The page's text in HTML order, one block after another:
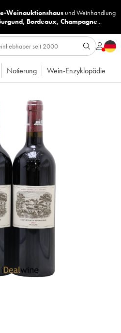
Weinauktionshaus undWeinhandlung
, Bordeaux, Champagne...
Notierung Wein-Enzyklopädie